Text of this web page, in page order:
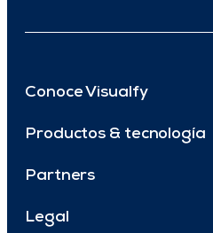
Conoce Visualfy
Productos & tecnología
Partners
Legal